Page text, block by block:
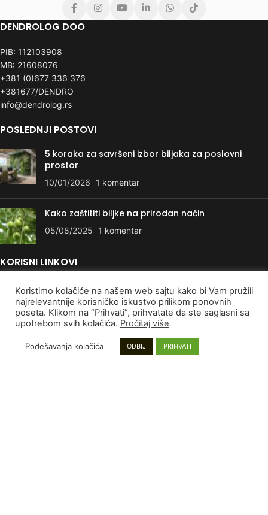
DENDROLOG DOO
PIB: 112103908
MB: 21608076
+381 (0)677 336 376
+381677/DENDRO
info@dendrolog.rs
POSLEDNJI POSTOVI
5 koraka za savršeni izbor biljaka za poslovni
prostor
10/01/2026 1 komentar
Kako zaštititi biljke na prirodan način
05/08/2025 1 komentar
KORISNI LINKOVI
Politika Privatnosti
Uslovi korišćenja
Autorska Prava
Kontaktirajte nas
PLAĆANJE I DOSTAVA
Koristimo kolačiće na našem web sajtu kako bi Vam pružili
najrelevantnije korisničko iskustvo prilikom ponovnih
poseta. Klikom na “Prihvati”, prihvatate da ste saglasni sa
upotrebom svih kolačića. Pročitaj više
Podešavanja kolačića ODBIJ PRIHVATI